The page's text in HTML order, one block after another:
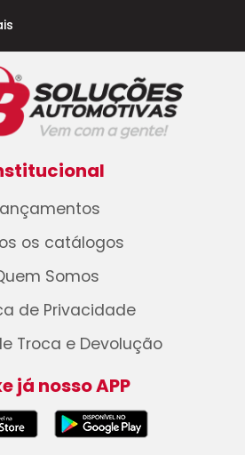
os catálogos
Somos
de Privacidade
Troca e Devolução
já nosso APP